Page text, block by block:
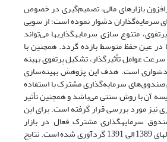
بازارهای مالی، تصمیم‌گیری در خصوص
سرمایه‌گذاران دشوار نموده است؛ از سویی
متنوع سازی سرمایه­گذاری­ها می‌تواند
در عین حفظ متوسط بازده گردد. همچنین با
عوامل تأثیرگذار، تشکیل پرتفوی بهینه
است. هدف این پژوهش بهینه‌سازی
سرمایه‌گذاری مشترک با استفاده
آن با روش سنتی می‌باشد و همچنین تأثیر
نیز مورد بررسی قرار گرفته است. برای این
داده­های 30 صندوق­ سرمایه­گذاری مشترک فعال در بازار
سرمایه ایران در طی سال­های 1389 الی 1391 گردآوری شده است. نتایج